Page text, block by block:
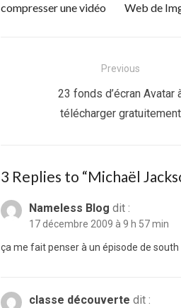
compresser une vidéo
Web de
l’article
Previous
Previous23 fonds d’écran Avatar
télécharger gratuitement
3 Replies to “Michaël
Nameless Blog dit :
17 décembre 2009 à 9 h 57 min
ça me fait penser à un épisode de south
classe découverte dit :